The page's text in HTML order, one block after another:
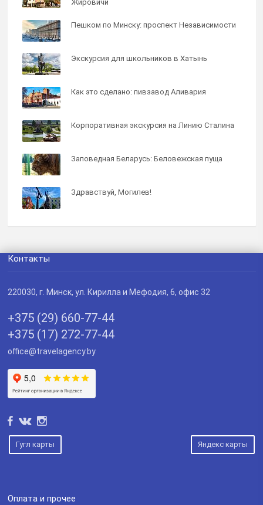
Жировичи
Пешком по Минску: проспект Независимости
Экскурсия для школьников в Хатынь
Как это сделано: пивзавод Аливария
Корпоративная экскурсия на Линию Сталина
Заповедная Беларусь: Беловежская пуща
Здравствуй, Могилев!
Контакты
220030, г. Минск, ул. Кирилла и Мефодия, 6, офис 32
+375 (29) 660-77-44
+375 (17) 272-77-44
office@travelagency.by
Гугл карты Яндекс карты
Оплата и прочее